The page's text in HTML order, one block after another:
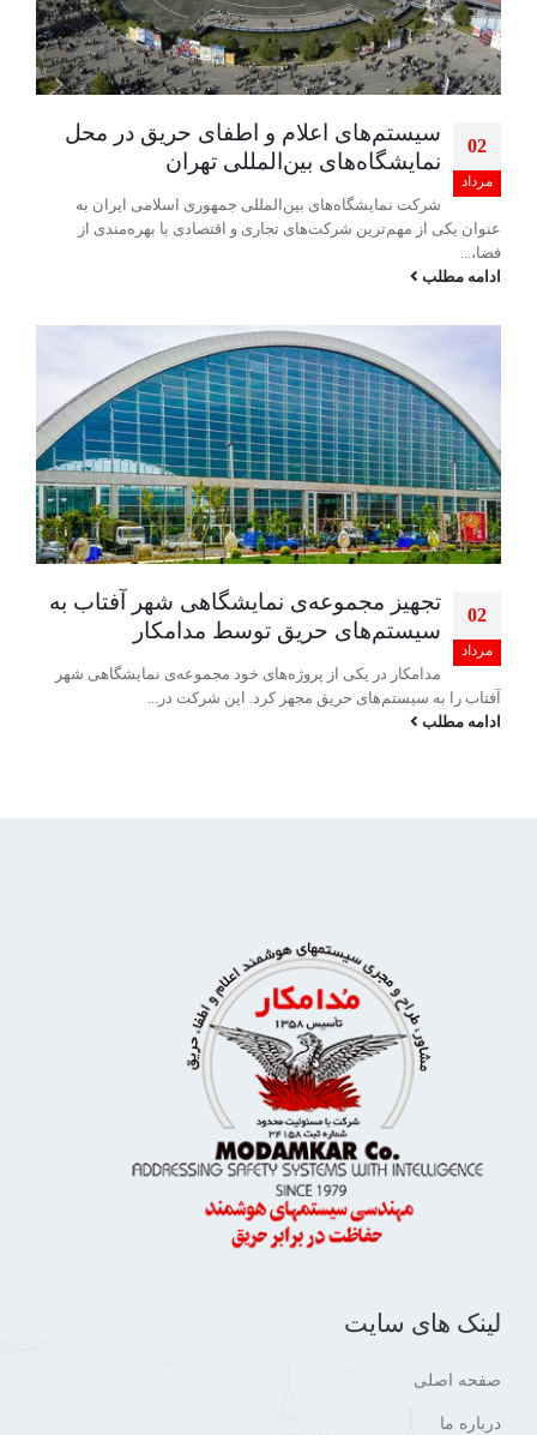
02
مرداد
سیستم‌های اعلام و اطفای حریق در محل
نمایشگاه‌های بین‌المللی تهران
شرکت نمایشگاه‌های بین‌المللی جمهوری اسلامی ایران به
عنوان یکی از مهم‌ترین شرکت‌های تجاری و اقتصادی با بهره‌مندی از
فضا،...
ادامه مطلب
02
مرداد
تجهیز مجموعه‌ی نمایشگاهی شهر آفتاب به
سیستم‌های حریق توسط مدامکار
مدامکار در یکی از پروژه‌های خود مجموعه‌ی نمایشگاهی شهر
آفتاب را به سیستم‌های حریق مجهز کرد. این شرکت در...
ادامه مطلب
لینک های سایت
صفحه اصلی
درباره ما